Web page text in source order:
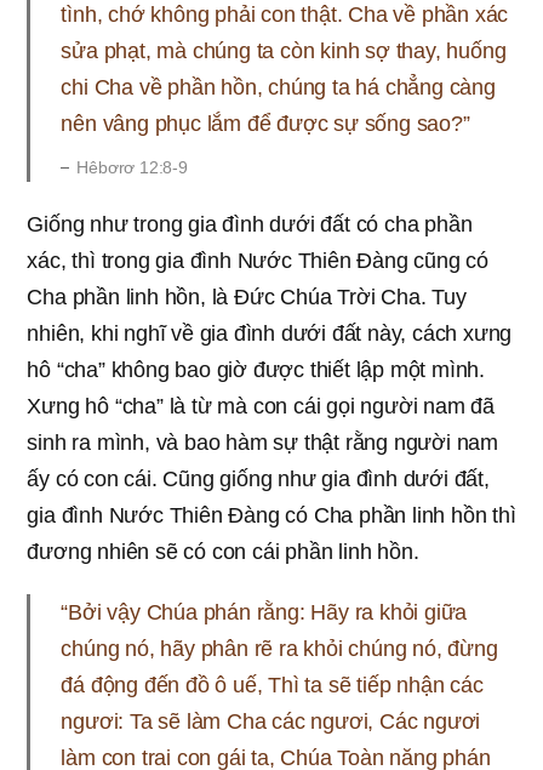
tình, chớ không phải con thật. Cha về phần xác
sửa phạt, mà chúng ta còn kinh sợ thay, huống
chi Cha về phần hồn, chúng ta há chẳng càng
nên vâng phục lắm để được sự sống sao?”
Hêbơrơ 12:8-9
Giống như trong gia đình dưới đất có cha phần
xác, thì trong gia đình Nước Thiên Đàng cũng có
Cha phần linh hồn, là Đức Chúa Trời Cha. Tuy
nhiên, khi nghĩ về gia đình dưới đất này, cách xưng
hô “cha” không bao giờ được thiết lập một mình.
Xưng hô “cha” là từ mà con cái gọi người nam đã
sinh ra mình, và bao hàm sự thật rằng người nam
ấy có con cái. Cũng giống như gia đình dưới đất,
gia đình Nước Thiên Đàng có Cha phần linh hồn thì
đương nhiên sẽ có con cái phần linh hồn.
“Bởi vậy Chúa phán rằng: Hãy ra khỏi giữa
chúng nó, hãy phân rẽ ra khỏi chúng nó, đừng
đá động đến đồ ô uế, Thì ta sẽ tiếp nhận các
ngươi: Ta sẽ làm Cha các ngươi, Các ngươi
làm con trai con gái ta, Chúa Toàn năng phán